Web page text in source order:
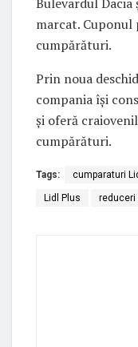
marcat.
cumpărături.
Prin noua
compania își
și oferă
cumpărături.
Tags: cumparaturi
Lidl Plus reduceri